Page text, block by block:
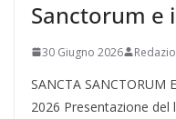
Sanctorum e
30 Giugno 2026
SANCTA SANCTORUM
2026 Presentazione del